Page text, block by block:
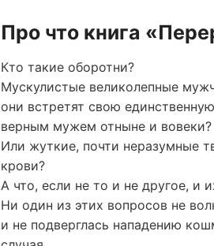
Про что книга
Кто такие оборотни?
Мускулистые великолепные
они встретят свою
верным мужем отныне и вовеки?
Или жуткие, почти неразумные
крови?
А что, если не то и не другое, и
Ни один из этих вопросов не
и не подверглась нападению